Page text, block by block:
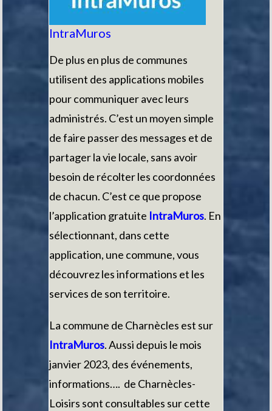
IntraMuros
De plus en plus de communes
utilisent des applications mobiles
pour communiquer avec leurs
administrés. C’est un moyen simple
de faire passer des messages et de
partager la vie locale, sans avoir
besoin de récolter les coordonnées
de chacun. C’est ce que propose
l’application gratuite IntraMuros. En
sélectionnant, dans cette
application, une commune, vous
découvrez les informations et les
services de son territoire.
La commune de Charnècles est sur
IntraMuros. Aussi depuis le mois
janvier 2023, des événements,
informations…. de Charnècles-
Loisirs sont consultables sur cette